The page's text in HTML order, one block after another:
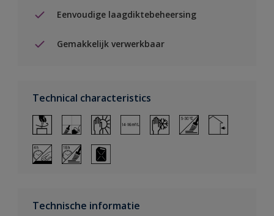
Eenvoudige laagdiktebeheersing
Gemakkelijk verwerkbaar
Technical characteristics
Technische informatie